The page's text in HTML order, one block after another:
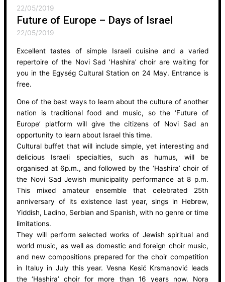
22/05/2019
Future of Europe – Days of Israel
22/05/2019
Excellent tastes of simple Israeli cuisine and a varied
repertoire of the Novi Sad ’Hashira’ choir are waiting for
you in the Egység Cultural Station on 24 May. Entrance is
free.
One of the best ways to learn about the culture of another
nation is traditional food and music, so the ‘Future of
Europe’ platform will give the citizens of Novi Sad an
opportunity to learn about Israel this time.
Cultural buffet that will include simple, yet interesting and
delicious Israeli specialties, such as humus, will be
organised at 6p.m., and followed by the ‘Hashira’ choir of
the Novi Sad Jewish municipality performance at 8 p.m.
This mixed amateur ensemble that celebrated 25th
anniversary of its existence last year, sings in Hebrew,
Yiddish, Ladino, Serbian and Spanish, with no genre or time
limitations.
They will perform selected works of Jewish spiritual and
world music, as well as domestic and foreign choir music,
and new compositions prepared for the choir competition
in Italuy in July this year. Vesna Kesić Krsmanović leads
the ‘Hashira’ choir for more than 16 years now. Nora